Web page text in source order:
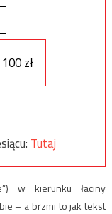
100 zł
Tutaj
w kierunku łaciny
– a brzmi to jak tekst